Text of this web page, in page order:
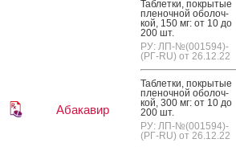
Абакавир
Таб­летки, пок­ры­тые
пле­ноч­ной обо­лоч­
кой, 150 мг: от 10 до
200 шт.
РУ: ЛП-№(001594)-
(РГ-RU) от 26.12.22
Таб­летки, пок­ры­тые
пле­ноч­ной обо­лоч­
кой, 300 мг: от 10 до
200 шт.
РУ: ЛП-№(001594)-
(РГ-RU) от 26.12.22